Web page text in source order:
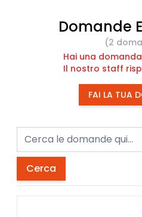
Domande
(2
Hai una
Il nostro staff
FAI LA TUA
Cerca